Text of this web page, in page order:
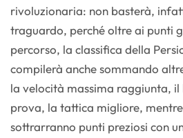
rivoluzionaria: non basterà,
traguardo, perché oltre ai punti
percorso, la classifica della
compilerà anche sommando
la velocità massima raggiunta,
prova, la tattica migliore,
sottrarranno punti preziosi con